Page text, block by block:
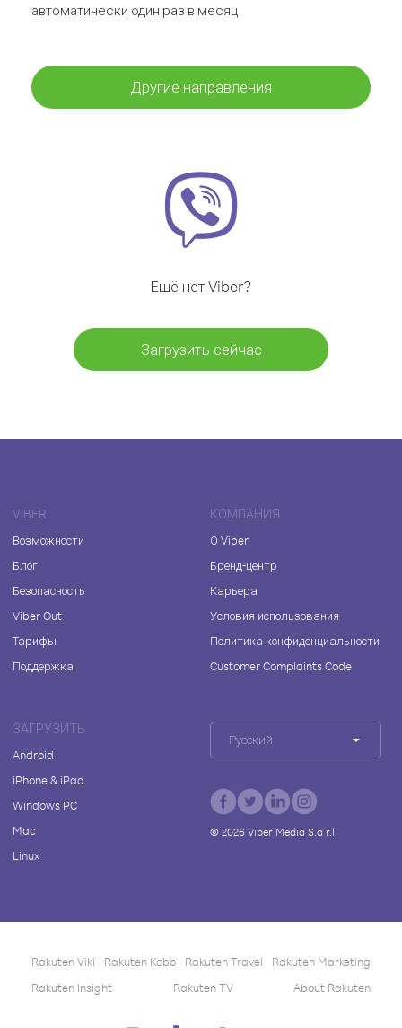
автоматически один раз в месяц
Другие направления
Ещё нет Viber?
Загрузить сейчас
VIBER
Возможности
Блог
Безопасность
Viber Out
Тарифы
Поддержка
КОМПАНИЯ
О Viber
Бренд-центр
Карьера
Условия использования
Политика конфиденциальности
Customer Complaints Code
ЗАГРУЗИТЬ
Android
iPhone & iPad
Windows PC
Mac
Linux
Русский
© 2026Viber Media S.à r.l.
Rakuten Viki Rakuten Kobo Rakuten Travel
Rakuten Marketing
Rakuten Insight
Rakuten TV About Rakuten